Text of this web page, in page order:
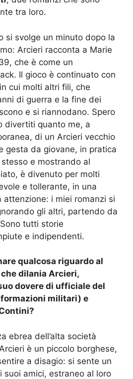
tra loro.
si svolge un minuto dopo la
: Arcieri racconta a Marie
, che è come un
. Il gioco è continuato con
cui molti altri fili, che
di guerra e la fine dei
e si riannodano. Spero
divertiti quanto me, a
di un Arcieri vecchio
gesta da giovane, in pratica
e mostrando al
è divenuto per molti
e tollerante, in una
attenzione: i miei romanzi si
gli altri, partendo da
tutti storie
ute e indipendenti.
qualcosa riguardo al
dilania Arcieri,
dovere di ufficiale del
militari) e
ebrea dell’alta società
Arcieri è un piccolo borghese,
a disagio: si sente un
suoi amici, estraneo al loro